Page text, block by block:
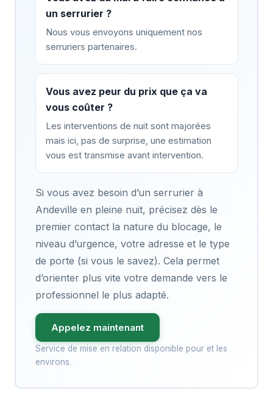
un serrurier ?
Nous vous envoyons uniquement nos
serruriers partenaires.
Vous avez peur du prix que ça va
vous coûter ?
Les interventions de nuit sont majorées
mais ici, pas de surprise, une estimation
vous est transmise avant intervention.
Si vous avez besoin d’un serrurier à
Andeville en pleine nuit, précisez dès le
premier contact la nature du blocage, le
niveau d’urgence, votre adresse et le type
de porte (si vous le savez). Cela permet
d’orienter plus vite votre demande vers le
professionnel le plus adapté.
Appelez maintenant
Service de mise en relation disponible pour et les
environs.